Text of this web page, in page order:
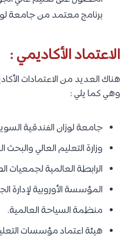
برنامج معتمد من جامعة
الاعتماد الأكاديمي :
هناك العديد من الاعتمادات
وهي كما يلي :
جامعة لوزان الفندقية
وزارة التعليم العالي والبحث
الرابطة العالمية لجمعيات
المؤسسة الأوروبية لإدارة
منظمة السياحة العالمية.
هيئة اعتماد مؤسسات